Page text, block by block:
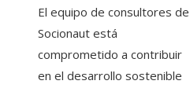
El equipo de consultores de
Socionaut está
comprometido a contribuir
en el desarrollo sostenible